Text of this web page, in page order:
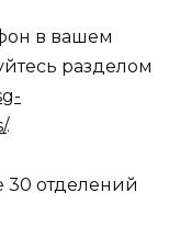
в вашем
разделом
.
отделений